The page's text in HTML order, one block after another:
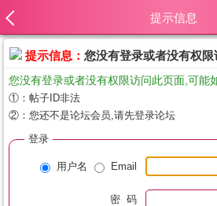
提示信息
提示信息： 您没有登录或者没有权限
您没有登录或者没有权限访问此页面,可能
①：帖子ID非法
②：您还不是论坛会员,请先登录论坛
登录
用户名 Email
密 码